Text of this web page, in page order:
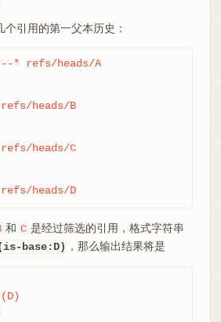
引用的第一父本历史：
refs/heads/A
heads/B
heads/C
refs/heads/D
和 C 是经过筛选的引用，格式字符串
base:D) ，那么输出结果将是